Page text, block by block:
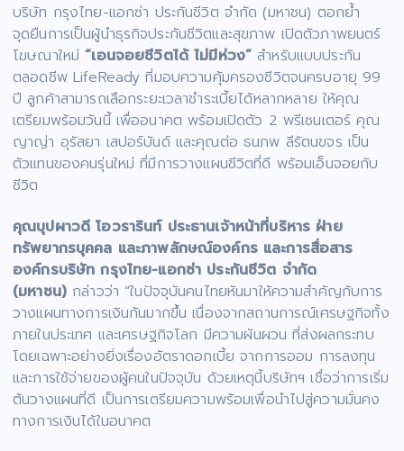
บริษัท กรุงไทย-แอกซ่า ประกันชีวิต จำกัด (มหาชน) ตอกย้ำ
จุดยืนการเป็นผู้นำธุรกิจประกันชีวิตและสุขภาพ เปิดตัวภาพยนตร์
โฆษณาใหม่“เอนจอยชีวิตได้ ไม่มีห่วง” สำหรับแบบประกัน
ตลอดชีพ LifeReady ที่มอบความคุ้มครองชีวิตจนครบอายุ 99
ปี ลูกค้าสามารถเลือกระยะเวลาชำระเบี้ยได้หลากหลาย ให้คุณ
เตรียมพร้อมวันนี้ เพื่ออนาคต พร้อมเปิดตัว 2 พรีเซนเตอร์ คุณ
ญาญ่า อุรัสยา เสปอร์บันด์ และคุณต่อ ธนภพ ลีรัตนขจร เป็น
ตัวแทนของคนรุ่นใหม่ ที่มีการวางแผนชีวิตที่ดี พร้อมเอ็นจอยกับ
ชีวิต
คุณบุปผาวดี โอวรารินท์ ประธานเจ้าหน้าที่บริหาร ฝ่าย
ทรัพยากรบุคคล และภาพลักษณ์องค์กร และการสื่อสาร
องค์กรบริษัท กรุงไทย-แอกซ่า ประกันชีวิต จำกัด
(มหาชน) กล่าวว่า “ในปัจจุบันคนไทยหันมาให้ความสำคัญกับการ
วางแผนทางการเงินกันมากขึ้น เนื่องจากสถานการณ์เศรษฐกิจทั้ง
ภายในประเทศ และเศรษฐกิจโลก มีความผันผวน ที่ส่งผลกระทบ
โดยเฉพาะอย่างยิ่งเรื่องอัตราดอกเบี้ย จากการออม การลงทุน
และการใช้จ่ายของผู้คนในปัจจุบัน ด้วยเหตุนี้บริษัทฯ เชื่อว่าการเริ่ม
ต้นวางแผนที่ดี เป็นการเตรียมความพร้อมเพื่อนำไปสู่ความมั่นคง
ทางการเงินได้ในอนาคต